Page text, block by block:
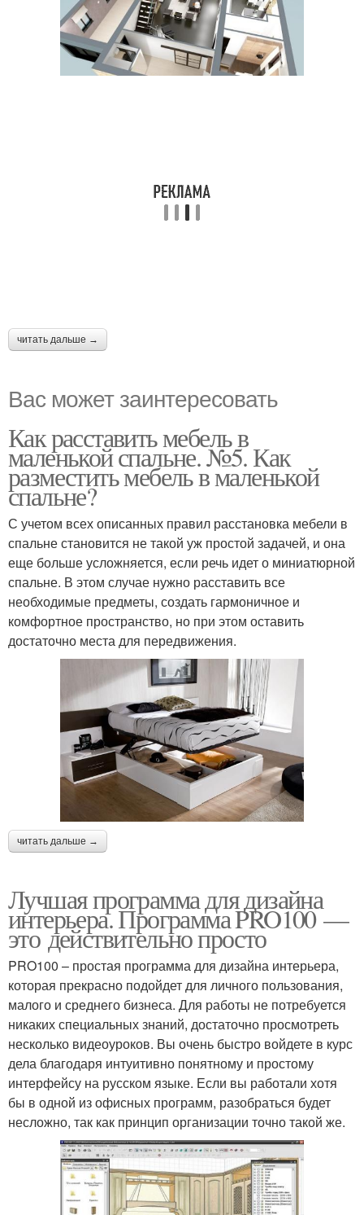
читать дальше →
Вас может заинтересовать
Как расставить мебель в
маленькой спальне. №5. Как
разместить мебель в маленькой
спальне?
С учетом всех описанных правил расстановка мебели в
спальне становится не такой уж простой задачей, и она
еще больше усложняется, если речь идет о миниатюрной
спальне. В этом случае нужно расставить все
необходимые предметы, создать гармоничное и
комфортное пространство, но при этом оставить
достаточно места для передвижения.
читать дальше →
Лучшая программа для дизайна
интерьера. Программа PRO100 —
это действительно просто
PRO100 – простая программа для дизайна интерьера,
которая прекрасно подойдет для личного пользования,
малого и среднего бизнеса. Для работы не потребуется
никаких специальных знаний, достаточно просмотреть
несколько видеоуроков. Вы очень быстро войдете в курс
дела благодаря интуитивно понятному и простому
интерфейсу на русском языке. Если вы работали хотя
бы в одной из офисных программ, разобраться будет
несложно, так как принцип организации точно такой же.